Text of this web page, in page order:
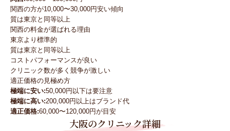
関西の方が10,000〜30,000円安い傾向
質は東京と同等以上
関西の料金が選ばれる理由
東京より標準的
質は東京と同等以上
コストパフォーマンスが良い
クリニック数が多く競争が激しい
適正価格の見極め方
極端に安い:50,000円以下は要注意
極端に高い:200,000円以上はブランド代
適正価格:60,000〜120,000円が目安
大阪のクリニック詳細